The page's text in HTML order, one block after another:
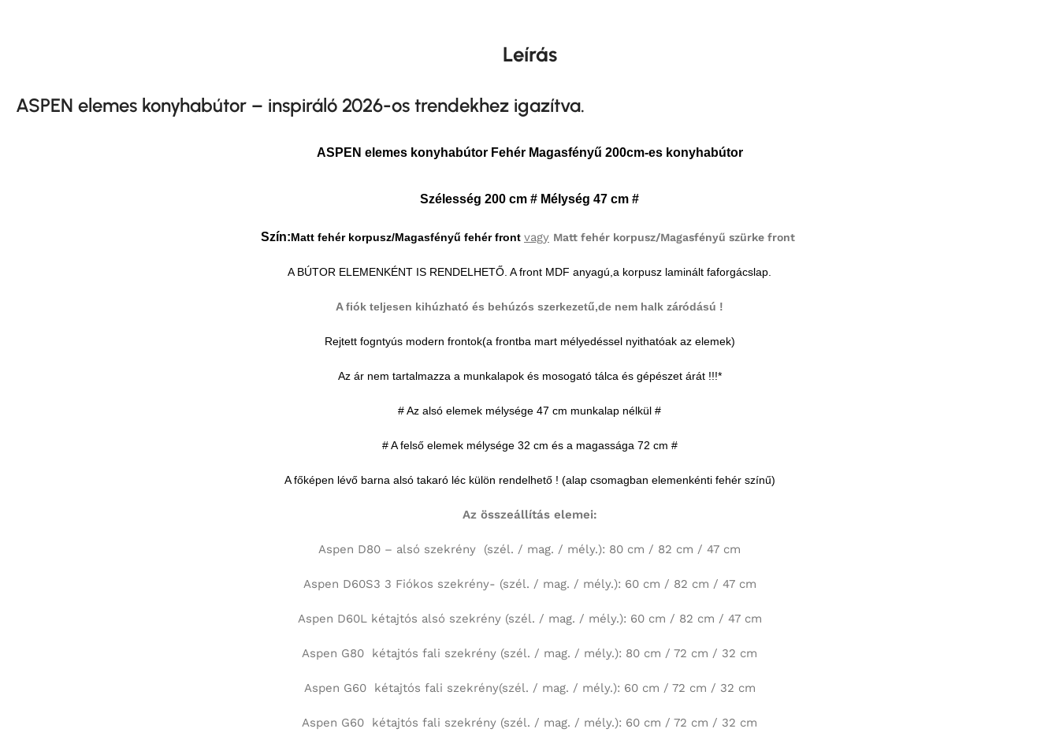
Leírás
ASPEN elemes konyhabútor – inspiráló 2026-os trendekhez igazítva.
ASPEN elemes konyhabútor Fehér Magasfényű 200cm-es konyhabútor
Szélesség 200 cm # Mélység 47 cm #
Szín:Matt fehér korpusz/Magasfényű fehér front vagy Matt fehér korpusz/Magasfényű szürke front
A BÚTOR ELEMENKÉNT IS RENDELHETŐ. A front MDF anyagú,a korpusz laminált faforgácslap.
A fiók teljesen kihúzható és behúzós szerkezetű,de nem halk záródású !
Rejtett fogntyús modern frontok(a frontba mart mélyedéssel nyithatóak az elemek)
Az ár nem tartalmazza a munkalapok és mosogató tálca és gépészet árát !!!*
# Az alsó elemek mélysége 47 cm munkalap nélkül #
# A felső elemek mélysége 32 cm és a magassága 72 cm #
A főképen lévő barna alsó takaró léc külön rendelhető ! (alap csomagban elemenkénti fehér színű)
Az összeállítás elemei:
Aspen D80 – alsó szekrény (szél. / mag. / mély.): 80 cm / 82 cm / 47 cm
Aspen D60S3 3 Fiókos szekrény- (szél. / mag. / mély.): 60 cm / 82 cm / 47 cm
Aspen D60L kétajtós alsó szekrény (szél. / mag. / mély.): 60 cm / 82 cm / 47 cm
Aspen G80 kétajtós fali szekrény (szél. / mag. / mély.): 80 cm / 72 cm / 32 cm
Aspen G60 kétajtós fali szekrény(szél. / mag. / mély.): 60 cm / 72 cm / 32 cm
Aspen G60 kétajtós fali szekrény (szél. / mag. / mély.): 60 cm / 72 cm / 32 cm